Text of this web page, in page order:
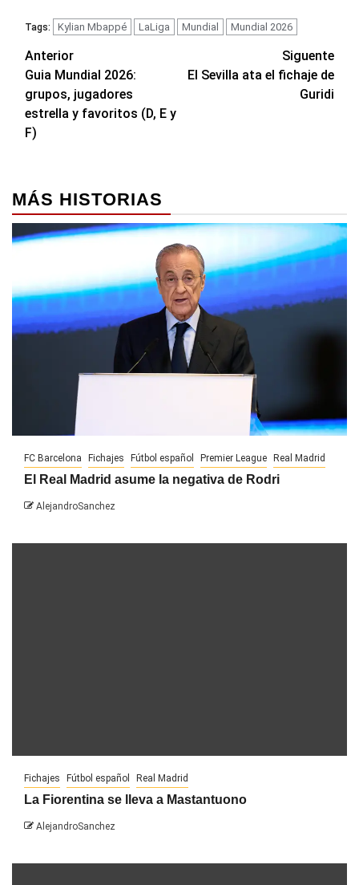
Tags: Kylian Mbappé LaLiga Mundial Mundial 2026
Navegación
de
entradas
Anterior
Guia Mundial 2026:
grupos, jugadores
estrella y favoritos (D, E y
F)
Siguente
El Sevilla ata el fichaje de
Guridi
MÁS HISTORIAS
FC Barcelona Fichajes Fútbol español Premier League Real Madrid
El Real Madrid asume la negativa de Rodri
AlejandroSanchez
Fichajes Fútbol español Real Madrid
La Fiorentina se lleva a Mastantuono
AlejandroSanchez